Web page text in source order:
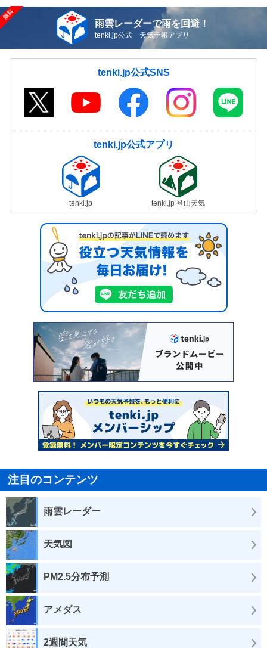
雨雲レーダーで雨を回避！
tenki.jp公式 天気予報アプリ
tenki.jp公式SNS
tenki.jp公式アプリ
tenki.jp tenki.jp 登山天気
注目のコンテンツ
雨雲レーダー
天気図
PM2.5分布予測
アメダス
2週間天気